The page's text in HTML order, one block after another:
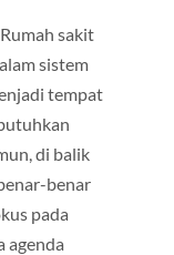
sakit
sistem
tempat
di balik
benar
pada
agenda